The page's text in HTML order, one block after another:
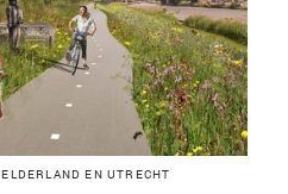
EN UTRECHT